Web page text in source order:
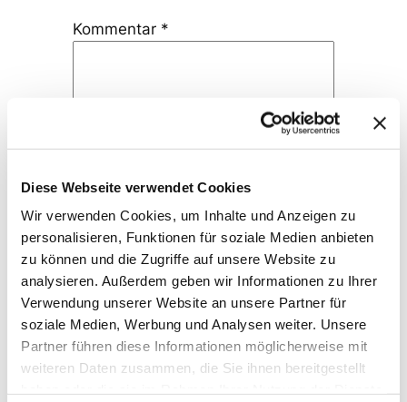
Diese Webseite verwendet Cookies
Wir verwenden Cookies, um Inhalte und Anzeigen zu
personalisieren, Funktionen für soziale Medien anbieten
zu können und die Zugriffe auf unsere Website zu
analysieren. Außerdem geben wir Informationen zu Ihrer
Verwendung unserer Website an unsere Partner für
soziale Medien, Werbung und Analysen weiter. Unsere
Partner führen diese Informationen möglicherweise mit
weiteren Daten zusammen, die Sie ihnen bereitgestellt
Kommentar *
Name*
E-Mail-Adresse*
Website